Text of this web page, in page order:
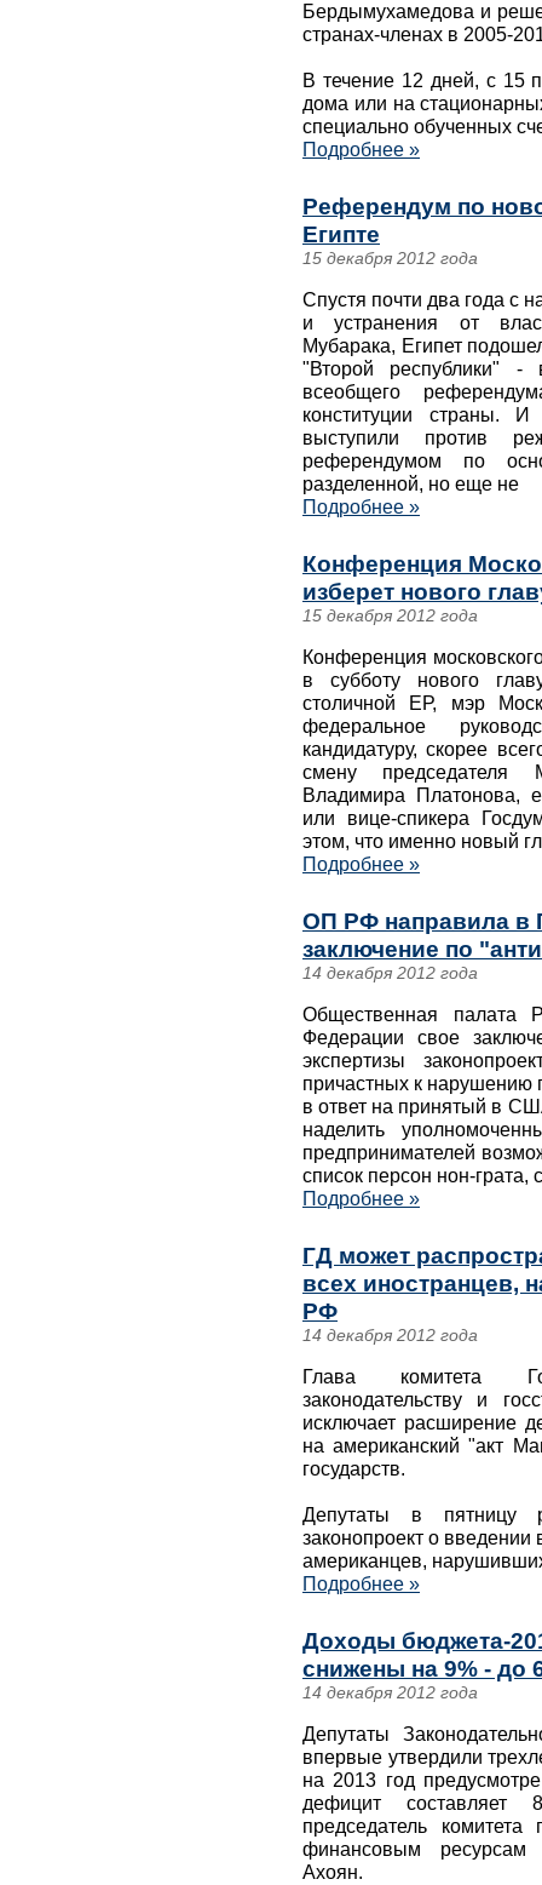
Бердымухамедова и
странах-членах в 2005-
В течение 12 дней, с 15
дома или на
специально обученных
Подробнее »
Референдум по
Египте
15 декабря 2012 года
Спустя почти два года с
и устранения от
Мубарака, Египет
"Второй республики" -
всеобщего
конституции страны.
выступили против
референдумом по
разделенной, но еще не
Подробнее »
Конференция
изберет нового
15 декабря 2012 года
Конференция
в субботу нового
столичной ЕР, мэр
федеральное
кандидатуру, скорее
смену председателя
Владимира Платонова,
или вице-спикера
этом, что именно новый
Подробнее »
ОП РФ направила в
заключение по
14 декабря 2012 года
Общественная
Федерации свое
экспертизы
причастных к нарушению
в ответ на принятый в
наделить
предпринимателей
список персон нон-
Подробнее »
ГД может
всех иностранцев,
РФ
14 декабря 2012 года
Глава комитета
законодательству и
исключает расширение
на американский "акт
государств.
Депутаты в пятницу
законопроект о введении
американцев,
Подробнее »
Доходы бюджета-
снижены на 9% - до
14 декабря 2012 года
Депутаты
впервые утвердили
на 2013 год
дефицит составляет
председатель
финансовым ресурсам
Ахоян.